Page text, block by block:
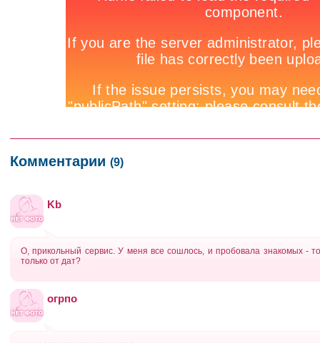
Комментарии (9)
Kb
О, прикольный сервис. У меня все сошлось, и пробовала знакомых -
только от дат?
огрпо